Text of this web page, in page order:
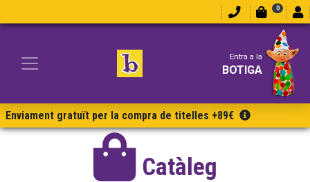
0
Entra a la
BOTIGA
Enviament gratuït per la compra de titelles +89€
Catàleg